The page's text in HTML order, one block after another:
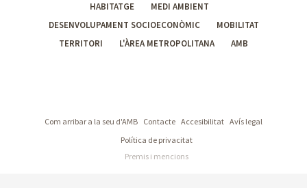
HABITATGE
MEDI AMBIENT
DESENVOLUPAMENT SOCIOECONÒMIC
MOBILITAT
TERRITORI
L'ÀREA METROPOLITANA AMB
Com arribar a la seu d'AMB Contacte Accesibilitat Avís legal
Política de privacitat
Premis i mencions